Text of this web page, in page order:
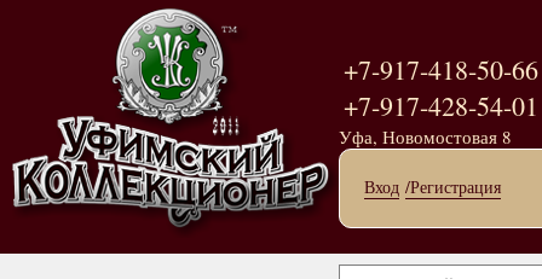
+7-917-418-50-66
+7-917-428-54-01
Уфа, Новомостовая 8
Вход /Регистрация